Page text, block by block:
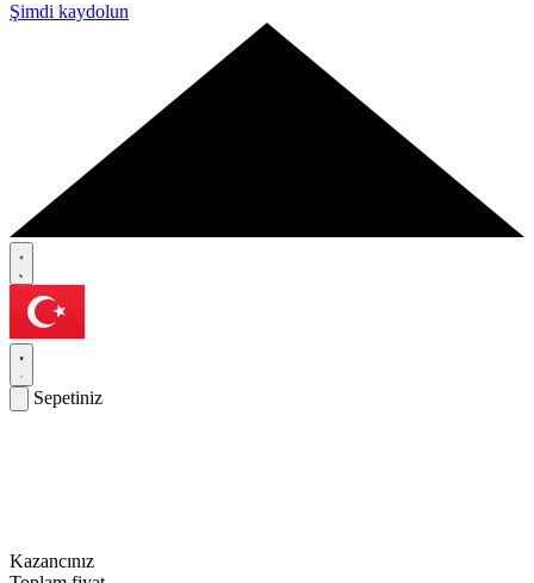
Şimdi kaydolun
Sepetiniz
Kazancınız